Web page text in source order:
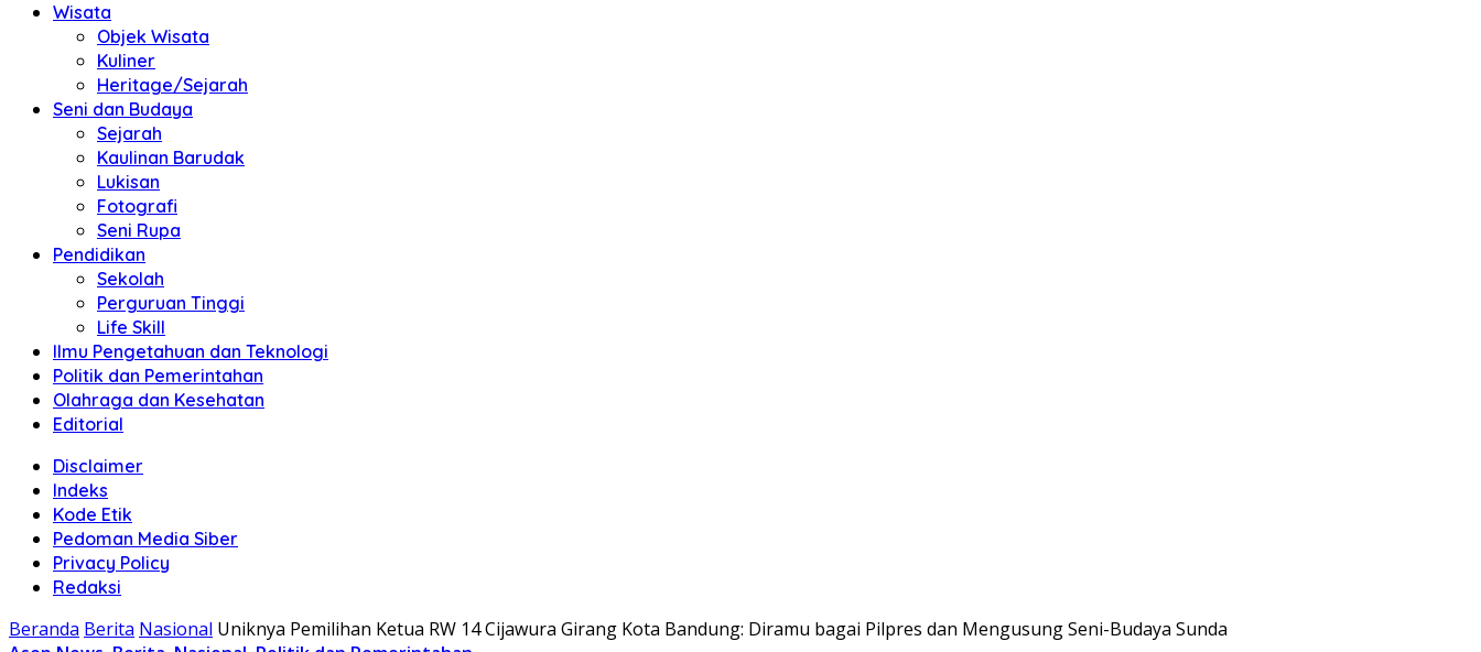
Wisata
Objek Wisata
Kuliner
Heritage/Sejarah
Seni dan Budaya
Sejarah
Kaulinan Barudak
Lukisan
Fotografi
Seni Rupa
Pendidikan
Sekolah
Perguruan Tinggi
Life Skill
Ilmu Pengetahuan dan Teknologi
Politik dan Pemerintahan
Olahraga dan Kesehatan
Editorial
Disclaimer
Indeks
Kode Etik
Pedoman Media Siber
Privacy Policy
Redaksi
Beranda Berita Nasional Uniknya Pemilihan Ketua RW 14 Cijawura Girang Kota Bandung: Diramu bagai Pilpres dan Mengusung Seni-Budaya Sunda